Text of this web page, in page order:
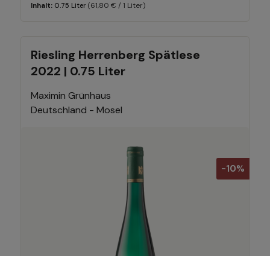
Inhalt: 0.75 Liter (61,80 € / 1 Liter)
Riesling Herrenberg Spätlese
2022 | 0.75 Liter
Maximin Grünhaus
Deutschland - Mosel
-10%